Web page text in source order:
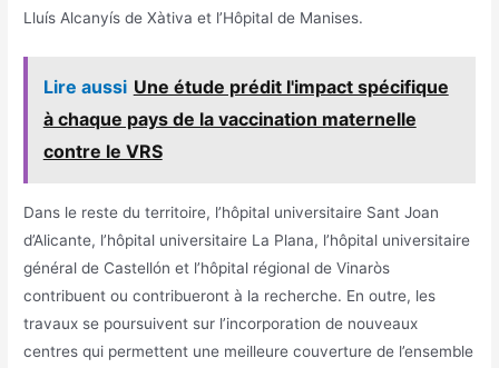
Lluís Alcanyís de Xàtiva et l’Hôpital de Manises.
Lire aussi Une étude prédit l'impact spécifique
à chaque pays de la vaccination maternelle
contre le VRS
Dans le reste du territoire, l’hôpital universitaire Sant Joan
d’Alicante, l’hôpital universitaire La Plana, l’hôpital universitaire
général de Castellón et l’hôpital régional de Vinaròs
contribuent ou contribueront à la recherche. En outre, les
travaux se poursuivent sur l’incorporation de nouveaux
centres qui permettent une meilleure couverture de l’ensemble